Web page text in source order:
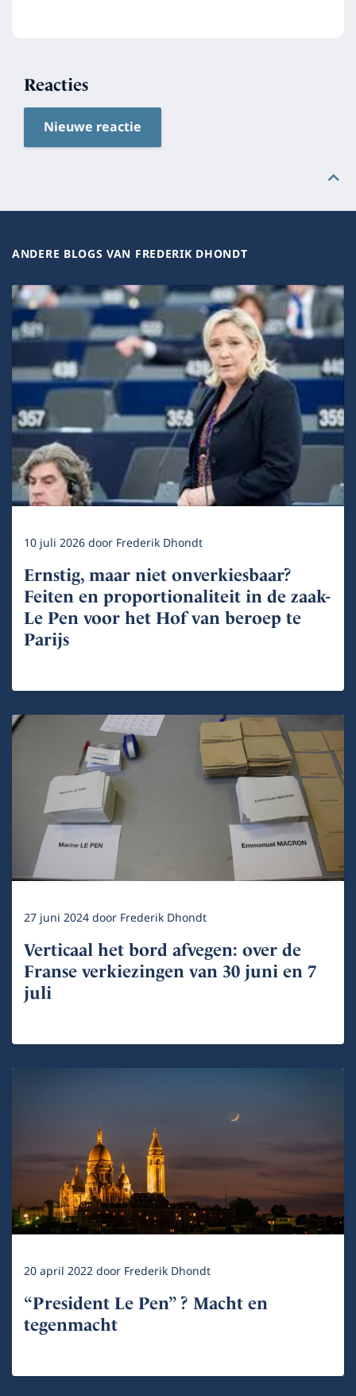
Reacties
Nieuwe reactie
ANDERE BLOGS VAN FREDERIK DHONDT
10 juli 2026door Frederik Dhondt
Ernstig, maar niet onverkiesbaar?
Feiten en proportionaliteit in de zaak-
Le Pen voor het Hof van beroep te
Parijs
27 juni 2024door Frederik Dhondt
Verticaal het bord afvegen: over de
Franse verkiezingen van 30 juni en 7
juli
20 april 2022door Frederik Dhondt
“President Le Pen” ? Macht en
tegenmacht